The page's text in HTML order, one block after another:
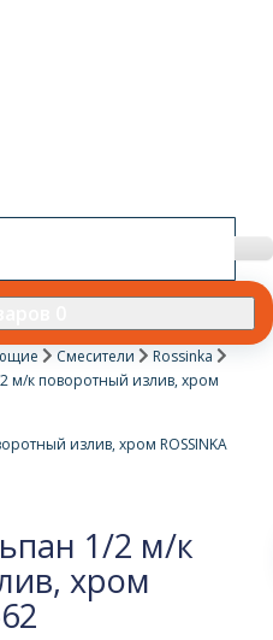
Смесители
Rossinka
м/к поворотный излив, хром
1/2 м/к
хром